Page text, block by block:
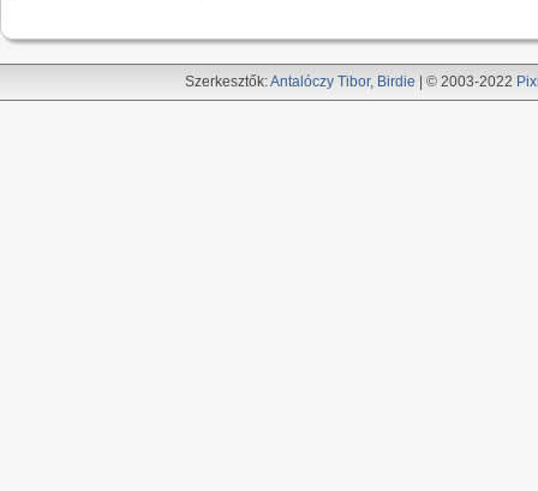
Szerkesztők:Antalóczy Tibor, Birdie | © 2003-2022